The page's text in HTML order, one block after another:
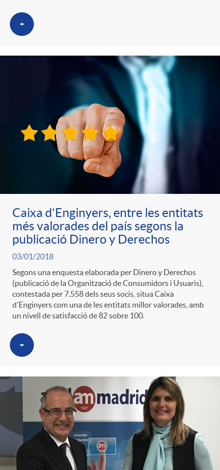
+
Caixa d'Enginyers, entre les entitats
més valorades del país segons la
publicació Dinero y Derechos
03/01/2018
Segons una enquesta elaborada per Dinero y Derechos
(publicació de la Organització de Consumidors i Usuaris),
contestada per 7.558 dels seus socis, situa Caixa
d'Enginyers com una de les entitats millor valorades, amb
un nivell de satisfacció de 82 sobre 100.
+